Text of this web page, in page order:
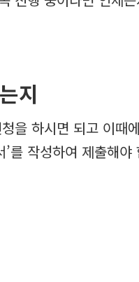
지
을 하시면 되고 이때
를 작성하여 제출해야